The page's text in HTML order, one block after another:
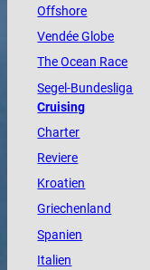
Offshore
VendéeGlobe
TheOcean Race
Segel-Bundesliga
Cruising
Charter
Reviere
Kroatien
Griechenland
Spanien
Italien